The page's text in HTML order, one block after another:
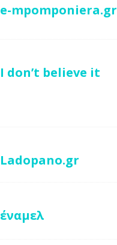
e-mpomponiera.gr
I don’t believe it
Ladopano.gr
έναμελ